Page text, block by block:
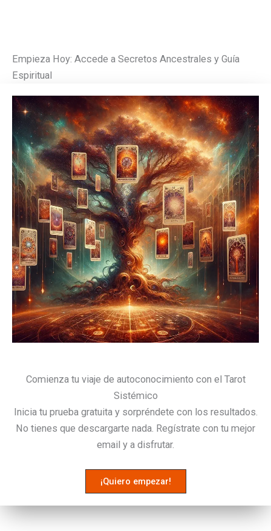
Empieza Hoy: Accede a Secretos Ancestrales y Guía
Espiritual
Comienza tu viaje de autoconocimiento con el Tarot
Sistémico
Inicia tu prueba gratuita y sorpréndete con los resultados.
No tienes que descargarte nada. Regístrate con tu mejor
email y a disfrutar.
¡Quiero empezar!